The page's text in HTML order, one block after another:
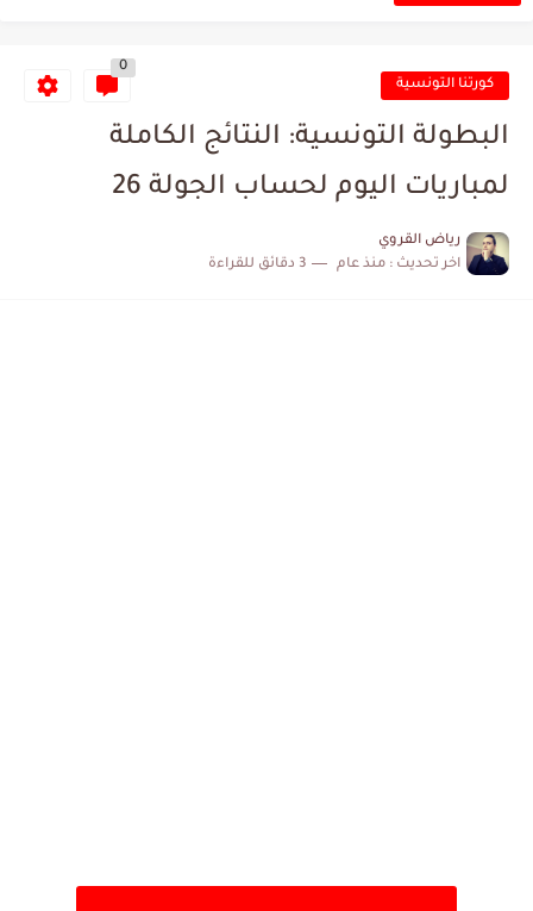
كورتنا التونسية
0
البطولة التونسية: النتائج الكاملة
لمباريات اليوم لحساب الجولة 26
رياض القروي
اخر تحديث : منذ عام 3 دقائق للقراءة